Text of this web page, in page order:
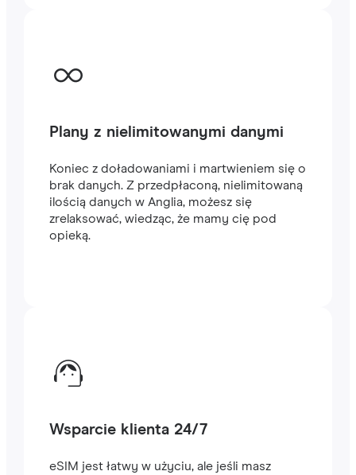
Plany z nielimitowanymi danymi
Koniec z doładowaniami i martwieniem się o
brak danych. Z przedpłaconą, nielimitowaną
ilością danych w Anglia, możesz się
zrelaksować, wiedząc, że mamy cię pod
opieką.
Wsparcie klienta 24/7
eSIM jest łatwy w użyciu, ale jeśli masz